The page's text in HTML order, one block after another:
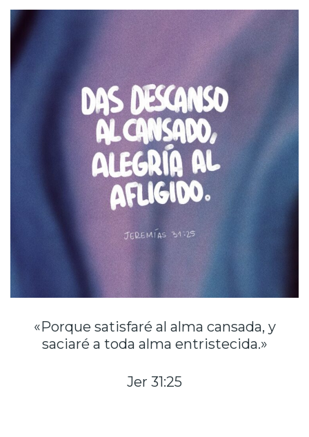
«Porque satisfaré al alma cansada, y
saciaré a toda alma entristecida.»
Jer 31:25